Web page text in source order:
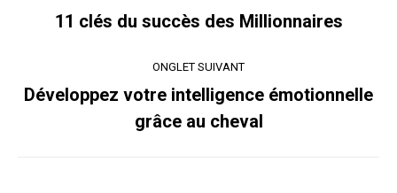
commentaire
Onglet
11 clés du succès des Millionnaires
ONGLET SUIVANT
Onglet
suivant
Développez votre intelligence émotionnelle
grâce au cheval